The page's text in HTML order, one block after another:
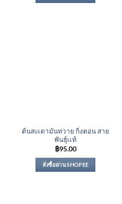
ต้นสะเดามันทวาย กิ่งตอน สาย
พันธุ์เเท้
฿95.00
สั่งซื้อผ่าน SHOPEE